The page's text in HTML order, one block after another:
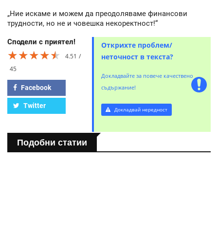
„Ние искаме и можем да преодоляваме финансови
трудности, но не и човешка некоректност!“
Сподели с приятел!
★★★★★
★★★★★
★★★★★
4.51
45
Facebook
Twitter
Открихте проблем/
неточност в текста?
Докладвайте за повече качествено
съдържание!
Докладвай нередност
Подобни статии